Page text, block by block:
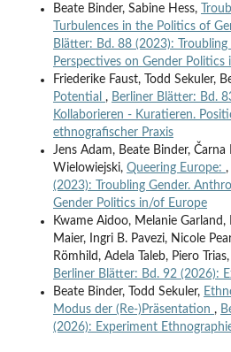
Beate Binder, Sabine Hess,
Turbulences in the Politics of
Blätter: Bd. 88 (2023): Troubling
Perspectives on Gender Politics
Friederike Faust, Todd Sekuler,
Potential , Berliner Blätter: Bd.
Kollaborieren - Kuratieren.
ethnografischer Praxis
Jens Adam, Beate Binder,
Wielowiejski, Queering Europe: ,
(2023): Troubling Gender.
Gender Politics in/of Europe
Kwame Aidoo, Melanie Garland,
Maier, Ingri B. Pavezi, Nicole
Römhild, Adela Taleb, Piero Trias,
Berliner Blätter: Bd. 92 (2026):
Beate Binder, Todd Sekuler,
Modus der (Re-)Präsentation ,
(2026): Experiment